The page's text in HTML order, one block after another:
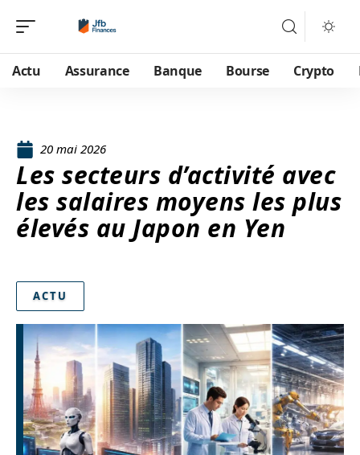
Actu Assurance Banque Bourse Crypto
20 mai 2026
Les secteurs d’activité avec
les salaires moyens les plus
élevés au Japon en Yen
ACTU